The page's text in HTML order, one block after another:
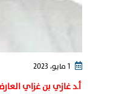
أ.د غازي بن غزاي